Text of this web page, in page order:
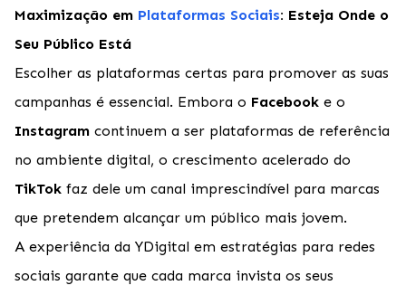
Maximização em Plataformas Sociais: Esteja Onde o
Seu Público Está
Escolher as plataformas certas para promover as suas
campanhas é essencial. Embora o Facebook e o
Instagram continuem a ser plataformas de referência
no ambiente digital, o crescimento acelerado do
TikTok faz dele um canal imprescindível para marcas
que pretendem alcançar um público mais jovem.
A experiência da YDigital em estratégias para redes
sociais garante que cada marca invista os seus